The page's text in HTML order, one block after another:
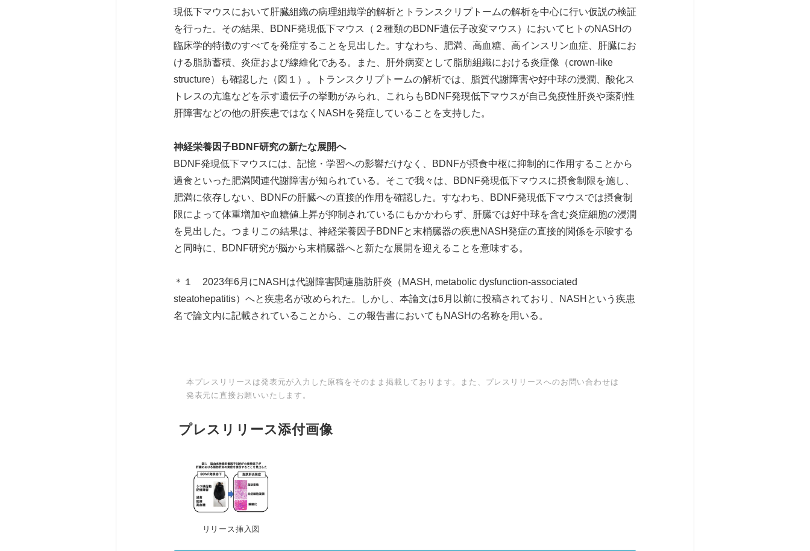
現低下マウスにおいて肝臓組織の病理組織学的解析とトランスクリプトームの解析を中心に行い仮説の検証
を行った。その結果、BDNF発現低下マウス（２種類のBDNF遺伝子改変マウス）においてヒトのNASHの
臨床学的特徴のすべてを発症することを見出した。すなわち、肥満、高血糖、高インスリン血症、肝臓にお
ける脂肪蓄積、炎症および線維化である。また、肝外病変として脂肪組織における炎症像（crown-like
structure）も確認した（図１）。トランスクリプトームの解析では、脂質代謝障害や好中球の浸潤、酸化ス
トレスの亢進などを示す遺伝子の挙動がみられ、これらもBDNF発現低下マウスが自己免疫性肝炎や薬剤性
肝障害などの他の肝疾患ではなくNASHを発症していることを支持した。
神経栄養因子BDNF研究の新たな展開へ
BDNF発現低下マウスには、記憶・学習への影響だけなく、BDNFが摂食中枢に抑制的に作用することから
過食といった肥満関連代謝障害が知られている。そこで我々は、BDNF発現低下マウスに摂食制限を施し、
肥満に依存しない、BDNFの肝臓への直接的作用を確認した。すなわち、BDNF発現低下マウスでは摂食制
限によって体重増加や血糖値上昇が抑制されているにもかかわらず、肝臓では好中球を含む炎症細胞の浸潤
を見出した。つまりこの結果は、神経栄養因子BDNFと末梢臓器の疾患NASH発症の直接的関係を示唆する
と同時に、BDNF研究が脳から末梢臓器へと新たな展開を迎えることを意味する。
＊１ 2023年6月にNASHは代謝障害関連脂肪肝炎（MASH, metabolic dysfunction-associated
steatohepatitis）へと疾患名が改められた。しかし、本論文は6月以前に投稿されており、NASHという疾患
名で論文内に記載されていることから、この報告書においてもNASHの名称を用いる。
本プレスリリースは発表元が入力した原稿をそのまま掲載しております。また、プレスリリースへのお問い合わせは
発表元に直接お願いいたします。
プレスリリース添付画像
リリース挿入図
English